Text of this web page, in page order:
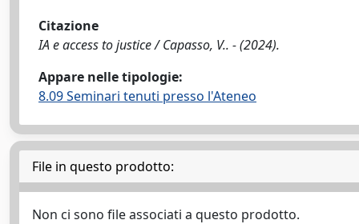
Citazione
IA e access to justice / Capasso, V.. - (2024).
Appare nelle tipologie:
8.09 Seminari tenuti presso l'Ateneo
File in questo prodotto:
Non ci sono file associati a questo prodotto.